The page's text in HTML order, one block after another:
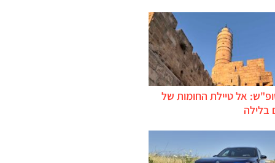
אל טיילת החומות של
בלילה